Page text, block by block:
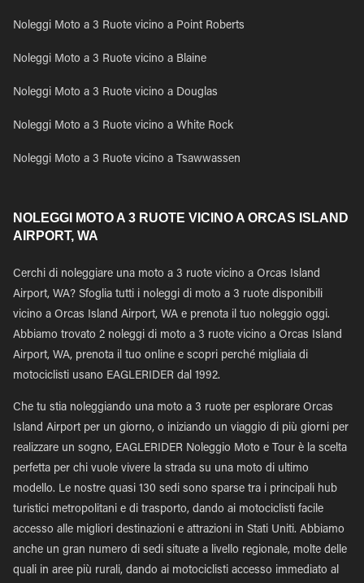
Noleggi Moto a 3 Ruote vicino a Point Roberts
Noleggi Moto a 3 Ruote vicino a Blaine
Noleggi Moto a 3 Ruote vicino a Douglas
Noleggi Moto a 3 Ruote vicino a White Rock
Noleggi Moto a 3 Ruote vicino a Tsawwassen
NOLEGGI MOTO A 3 RUOTE VICINO A ORCAS ISLAND
AIRPORT, WA
Cerchi di noleggiare una moto a 3 ruote vicino a Orcas Island
Airport, WA? Sfoglia tutti i noleggi di moto a 3 ruote disponibili
vicino a Orcas Island Airport, WA e prenota il tuo noleggio oggi.
Abbiamo trovato 2 noleggi di moto a 3 ruote vicino a Orcas Island
Airport, WA, prenota il tuo online e scopri perché migliaia di
motociclisti usano EAGLERIDER dal 1992.
Che tu stia noleggiando una moto a 3 ruote per esplorare Orcas
Island Airport per un giorno, o iniziando un viaggio di più giorni per
realizzare un sogno, EAGLERIDER Noleggio Moto e Tour è la scelta
perfetta per chi vuole vivere la strada su una moto di ultimo
modello. Le nostre quasi 130 sedi sono sparse tra i principali hub
turistici metropolitani e di trasporto, dando ai motociclisti facile
accesso alle migliori destinazioni e attrazioni in Stati Uniti. Abbiamo
anche un gran numero di sedi situate a livello regionale, molte delle
quali in aree più rurali, dando ai motociclisti accesso immediato al